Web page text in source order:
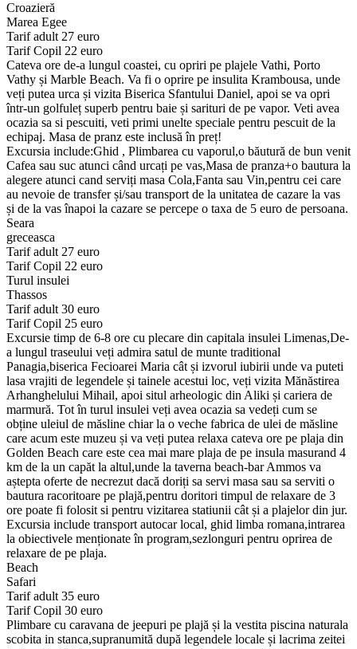
Croazieră
Marea Egee
Tarif adult 27 euro
Tarif Copil 22 euro
Cateva ore de-a lungul coastei, cu opriri pe plajele Vathi, Porto
Vathy și Marble Beach. Va fi o oprire pe insulita Krambousa, unde
veți putea urca și vizita Biserica Sfantului Daniel, apoi se va opri
într-un golfuleț superb pentru baie și sarituri de pe vapor. Veti avea
ocazia sa si pescuiti, veti primi unelte speciale pentru pescuit de la
echipaj. Masa de pranz este inclusă în preț!
Excursia include:Ghid , Plimbarea cu vaporul,o băutură de bun venit
Cafea sau suc atunci când urcați pe vas,Masa de pranza+o bautura la
alegere atunci cand serviți masa Cola,Fanta sau Vin,pentru cei care
au nevoie de transfer și/sau transport de la unitatea de cazare la vas
și de la vas înapoi la cazare se percepe o taxa de 5 euro de persoana.
Seara
greceasca
Tarif adult 27 euro
Tarif Copil 22 euro
Turul insulei
Thassos
Tarif adult 30 euro
Tarif Copil 25 euro
Excursie timp de 6-8 ore cu plecare din capitala insulei Limenas,De-
a lungul traseului veți admira satul de munte traditional
Panagia,biserica Fecioarei Maria cât și izvorul iubirii unde va puteti
lasa vrajiti de legendele și tainele acestui loc, veți vizita Mănăstirea
Arhanghelului Mihail, apoi situl arheologic din Aliki și cariera de
marmură. Tot în turul insulei veți avea ocazia sa vedeți cum se
obține uleiul de măsline chiar la o veche fabrica de ulei de măsline
care acum este muzeu și va veți putea relaxa cateva ore pe plaja din
Golden Beach care este cea mai mare plaja de pe insula masurand 4
km de la un capăt la altul,unde la taverna beach-bar Ammos va
aștepta oferte de necrezut dacă doriți sa servi masa sau sa serviti o
bautura racoritoare pe plajă,pentru doritori timpul de relaxare de 3
ore poate fi folosit si pentru vizitarea statiunii cât și a plajelor din jur.
Excursia include transport autocar local, ghid limba romana,intrarea
la obiectivele menționate în program,sezlonguri pentru oprirea de
relaxare de pe plaja.
Beach
Safari
Tarif adult 35 euro
Tarif Copil 30 euro
Plimbare cu caravana de jeepuri pe plajă și la vestita piscina naturala
scobita in stanca,supranumită după legendele locale și lacrima zeitei